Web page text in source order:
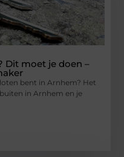
Dit moet je doen –
bent in Arnhem? Het
in Arnhem en je